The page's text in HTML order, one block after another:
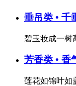
垂吊类 • 千
碧玉妆成一树
芳香类 • 香
莲花如锦叶如